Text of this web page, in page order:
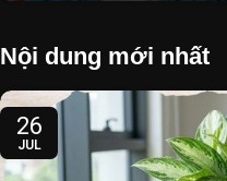
Nội dung mới nhất
26
JUL